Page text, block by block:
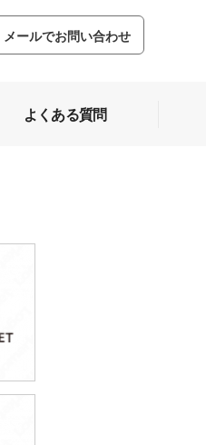
メールでお問い合わせ
よくある質問